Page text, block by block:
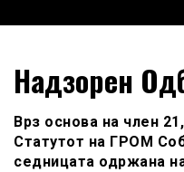
to
Граѓанска
Македонија
Надзорен
Врз основа на член 21,
Статутот на ГРОМ
седницата одржана